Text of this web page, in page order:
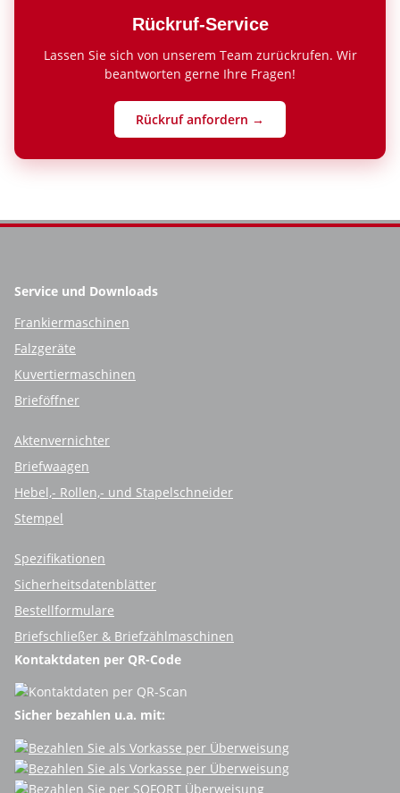
Rückruf-Service
Lassen Sie sich von unserem Team zurückrufen. Wir
beantworten gerne Ihre Fragen!
Rückruf anfordern →
Service und Downloads
Frankiermaschinen
Falzgeräte
Kuvertiermaschinen
Brieföffner
Aktenvernichter
Briefwaagen
Hebel,- Rollen,- und Stapelschneider
Stempel
Spezifikationen
Sicherheitsdatenblätter
Bestellformulare
Briefschließer & Briefzählmaschinen
Kontaktdaten per QR-Code
Sicher bezahlen u.a. mit: